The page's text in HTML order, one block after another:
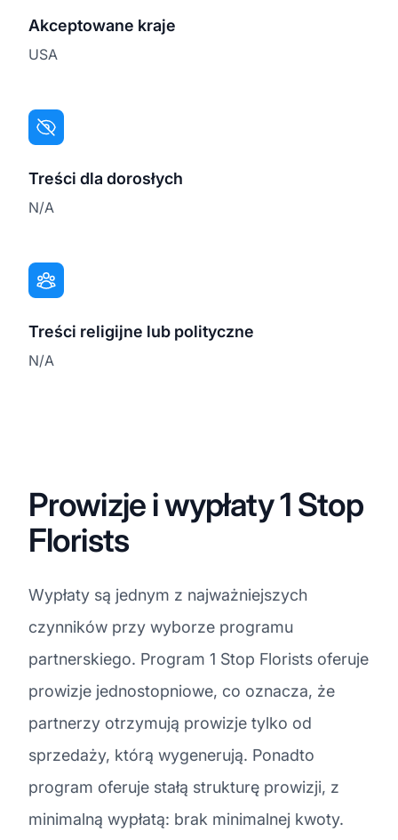
Akceptowane kraje
USA
Treści dla dorosłych
N/A
Treści religijne lub polityczne
N/A
Prowizje i wypłaty 1 Stop
Florists
Wypłaty są jednym z najważniejszych
czynników przy wyborze programu
partnerskiego. Program 1 Stop Florists oferuje
prowizje jednostopniowe, co oznacza, że
partnerzy otrzymują prowizje tylko od
sprzedaży, którą wygenerują. Ponadto
program oferuje stałą strukturę prowizji, z
minimalną wypłatą: brak minimalnej kwoty.